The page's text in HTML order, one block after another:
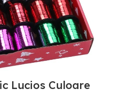
Lucios Culoare